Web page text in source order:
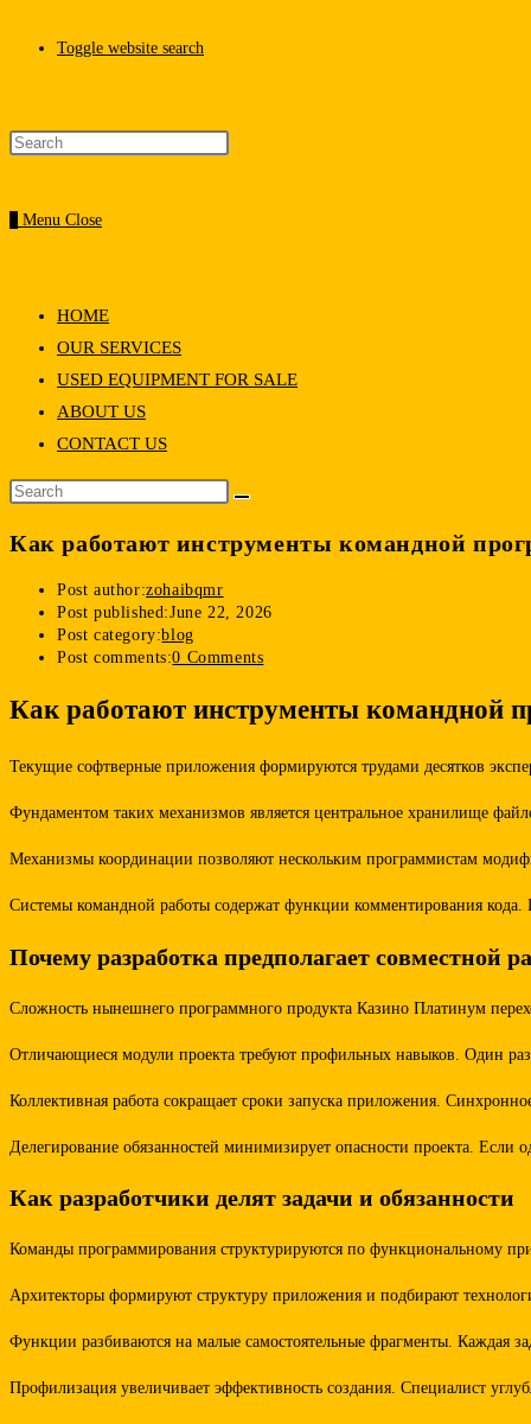
Toggle website search
Menu Close
HOME
OUR SERVICES
USED EQUIPMENT FOR SALE
ABOUT US
CONTACT US
Как работают инструменты командной
Post author:zohaibqmr
Post published:June 22, 2026
Post category:blog
Post comments:0 Comments
Как работают инструменты командной
Текущие софтверные приложения формируются трудами десятков
Фундаментом таких механизмов является центральное хранилище
Механизмы координации позволяют нескольким программистам
Системы командной работы содержат функции комментирования
Почему разработка предполагает совместной
Сложность нынешнего программного продукта Казино Платинум
Отличающиеся модули проекта требуют профильных навыков. Один
Коллективная работа сокращает сроки запуска приложения.
Делегирование обязанностей минимизирует опасности проекта. Если
Как разработчики делят задачи и обязанности
Команды программирования структурируются по функциональному
Архитекторы формируют структуру приложения и подбирают
Функции разбиваются на малые самостоятельные фрагменты. Каждая
Профилизация увеличивает эффективность создания. Специалист